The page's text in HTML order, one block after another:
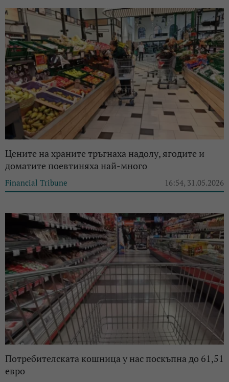
Цените на храните тръгнаха надолу, ягодите и
доматите поевтиняха най-много
Financial Tribune 16:54, 31.05.2026
Потребителската кошница у нас поскъпна до 61,51
евро